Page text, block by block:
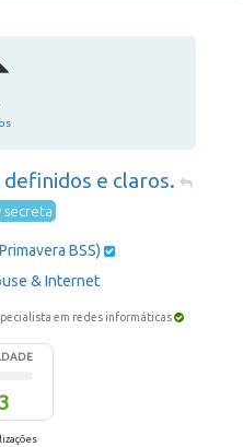
e claros.
secreta
BSS)
& Internet
em redes informáticas